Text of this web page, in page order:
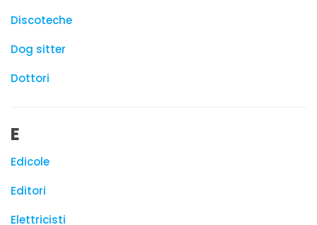
Discoteche
Dog sitter
Dottori
E
Edicole
Editori
Elettricisti